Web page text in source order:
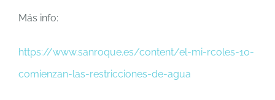
Más info:
https://www.sanroque.es/content/el-mi-rcoles-10-
comienzan-las-restricciones-de-agua